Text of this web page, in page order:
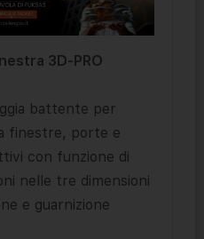
3D-PRO
battente per
finestre, porte e
con funzione di
nelle tre dimensioni
e guarnizione